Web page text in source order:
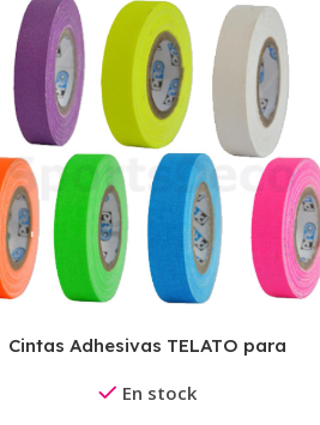
Cintas Adhesivas TELATO para
En stock